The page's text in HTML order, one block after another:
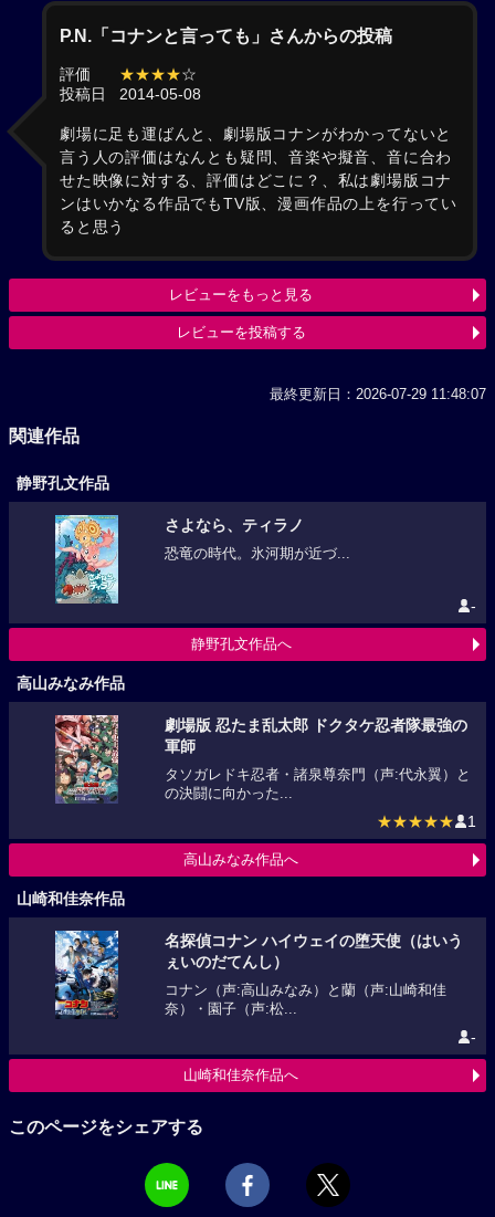
P.N.「コナンと言っても」さんからの投稿
評価 ★★★★☆
投稿日
2014-05-08
劇場に足も運ばんと、劇場版コナンがわかってないと
言う人の評価はなんとも疑問、音楽や擬音、音に合わ
せた映像に対する、評価はどこに？、私は劇場版コナ
ンはいかなる作品でもTV版、漫画作品の上を行ってい
ると思う
レビューをもっと見る
レビューを投稿する
最終更新日：2026-07-29 11:48:07
関連作品
静野孔文作品
さよなら、ティラノ
恐竜の時代。氷河期が近づ...
-
静野孔文作品へ
高山みなみ作品
劇場版 忍たま乱太郎 ドクタケ忍者隊最強の
軍師
タソガレドキ忍者・諸泉尊奈門（声:代永翼）と
の決闘に向かった...
★★★★★ 1
高山みなみ作品へ
山崎和佳奈作品
名探偵コナン ハイウェイの堕天使（はいう
ぇいのだてんし）
コナン（声:高山みなみ）と蘭（声:山崎和佳
奈）・園子（声:松...
-
山崎和佳奈作品へ
このページをシェアする